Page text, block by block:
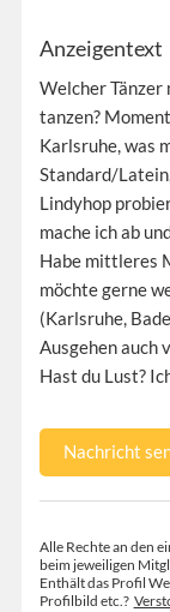
Anzeigentext
Welcher
tanzen?
Karlsruhe, was
Standard/
Lindyhop
mache ich ab
Habe mittleres
möchte gerne
(Karlsruhe,
Ausgehen auch
Hast du Lust?
Nachricht
Alle Rechte an den
beim jeweiligen
Enthält das Profil
Profilbild etc.?